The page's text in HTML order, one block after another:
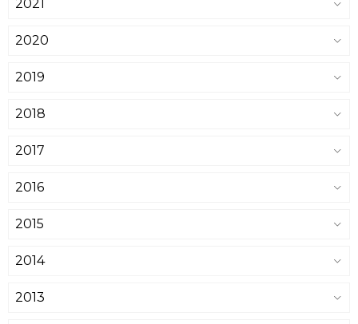
2021
2020
2019
2018
2017
2016
2015
2014
2013